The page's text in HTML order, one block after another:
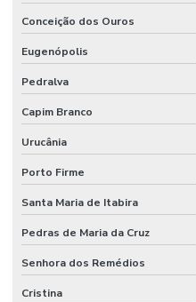
Conceição dos Ouros
Eugenópolis
Pedralva
Capim Branco
Urucânia
Porto Firme
Santa Maria de Itabira
Pedras de Maria da Cruz
Senhora dos Remédios
Cristina